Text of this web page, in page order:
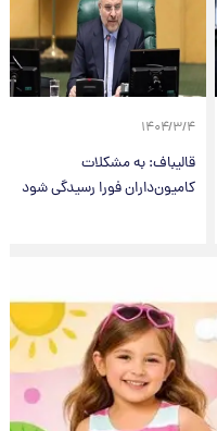
۱۴۰۴/۳/۴
قالیباف: به مشکلات
کامیون‌داران فورا رسیدگی شود